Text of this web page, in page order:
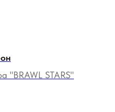
"BRAWL STARS"